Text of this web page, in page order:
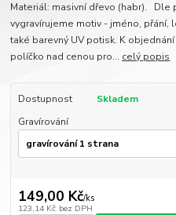
Materiál: masivní dřevo (habr). Dle
vygravírujeme motiv - jméno, přání,
také barevný UV potisk. K
políčko nad cenou pro... celý popis
Dostupnost
Skladem
Gravírování
149,00 Kč/ks
123,14 Kč bez DPH